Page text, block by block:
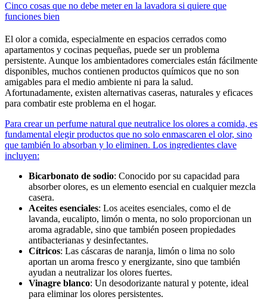
Cinco cosas que no debe meter en la lavadora si quiere que
funciones bien
El olor a comida, especialmente en espacios cerrados como
apartamentos y cocinas pequeñas, puede ser un problema
persistente. Aunque los ambientadores comerciales están fácilmente
disponibles, muchos contienen productos químicos que no son
amigables para el medio ambiente ni para la salud.
Afortunadamente, existen alternativas caseras, naturales y eficaces
para combatir este problema en el hogar.
Para crear un perfume natural que neutralice los olores a comida, es
fundamental elegir productos que no solo enmascaren el olor, sino
que también lo absorban y lo eliminen. Los ingredientes clave
incluyen:
Bicarbonato de sodio: Conocido por su capacidad para
absorber olores, es un elemento esencial en cualquier mezcla
casera.
Aceites esenciales: Los aceites esenciales, como el de
lavanda, eucalipto, limón o menta, no solo proporcionan un
aroma agradable, sino que también poseen propiedades
antibacterianas y desinfectantes.
Cítricos: Las cáscaras de naranja, limón o lima no solo
aportan un aroma fresco y energizante, sino que también
ayudan a neutralizar los olores fuertes.
Vinagre blanco: Un desodorizante natural y potente, ideal
para eliminar los olores persistentes.